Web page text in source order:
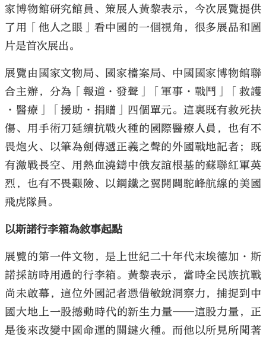
家博物館研究館員、策展人黃黎表示，今次展覽提供
了用「他人之眼」看中國的一個視角，很多展品和圖
片是首次展出。
展覽由國家文物局、國家檔案局、中國國家博物館聯
合主辦，分為「報道·發聲」「軍事·戰鬥」「救護
·醫療」「援助·捐贈」四個單元。這裏既有救死扶
傷、用手術刀延續抗戰火種的國際醫療人員，也有不
畏炮火、以筆為劍傳遞正義之聲的外國戰地記者；既
有激戰長空、用熱血澆鑄中俄友誼根基的蘇聯紅軍英
烈，也有不畏艱險、以鋼鐵之翼開闢駝峰航線的美國
飛虎隊員。
以斯諾行李箱為敘事起點
展覽的第一件文物，是上世紀二十年代末埃德加·斯
諾採訪時用過的行李箱。黃黎表示，當時全民族抗戰
尚未啟幕，這位外國記者憑借敏銳洞察力，捕捉到中
國大地上一股撼動時代的新生力量——這股力量，正
是後來改變中國命運的關鍵火種。而他以所見所聞著